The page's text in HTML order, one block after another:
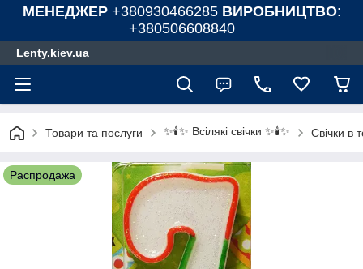
МЕНЕДЖЕР +380930466285 ВИРОБНИЦТВО:
+380506608840
Lenty.kiev.ua
Товари та послуги ✨🕯️✨ Всілякі свічки ✨🕯️✨ Свічки в
Распродажа